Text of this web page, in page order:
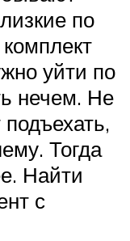
по
уйти по
нечем. Не
Тогда
Найти
с